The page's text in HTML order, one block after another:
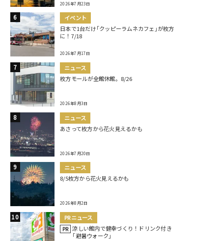
2026年7月23日
イベント
日本で1台だけ｢クッピーラムネカフェ｣が枚方
に！7/18
2026年7月17日
ニュース
枚方モールが全館休館。8/26
2026年8月3日
ニュース
あさって枚方から花火見えるかも
2026年7月20日
ニュース
8/5枚方から花火見えるかも
2026年8月2日
PRニュース
PR 涼しい館内で健幸づくり！ドリンク付き
｢避暑ウォーク｣